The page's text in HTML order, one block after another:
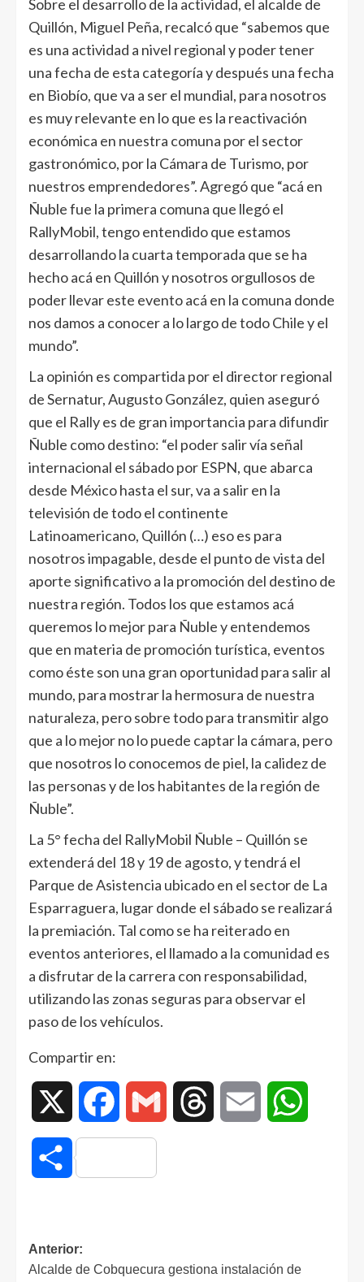
Sobre el desarrollo de la actividad, el alcalde de
Quillón, Miguel Peña, recalcó que “sabemos que
es una actividad a nivel regional y poder tener
una fecha de esta categoría y después una fecha
en Biobío, que va a ser el mundial, para nosotros
es muy relevante en lo que es la reactivación
económica en nuestra comuna por el sector
gastronómico, por la Cámara de Turismo, por
nuestros emprendedores”. Agregó que “acá en
Ñuble fue la primera comuna que llegó el
RallyMobil, tengo entendido que estamos
desarrollando la cuarta temporada que se ha
hecho acá en Quillón y nosotros orgullosos de
poder llevar este evento acá en la comuna donde
nos damos a conocer a lo largo de todo Chile y el
mundo”.
La opinión es compartida por el director regional
de Sernatur, Augusto González, quien aseguró
que el Rally es de gran importancia para difundir
Ñuble como destino: “el poder salir vía señal
internacional el sábado por ESPN, que abarca
desde México hasta el sur, va a salir en la
televisión de todo el continente
Latinoamericano, Quillón (…) eso es para
nosotros impagable, desde el punto de vista del
aporte significativo a la promoción del destino de
nuestra región. Todos los que estamos acá
queremos lo mejor para Ñuble y entendemos
que en materia de promoción turística, eventos
como éste son una gran oportunidad para salir al
mundo, para mostrar la hermosura de nuestra
naturaleza, pero sobre todo para transmitir algo
que a lo mejor no lo puede captar la cámara, pero
que nosotros lo conocemos de piel, la calidez de
las personas y de los habitantes de la región de
Ñuble”.
La 5° fecha del RallyMobil Ñuble – Quillón se
extenderá del 18 y 19 de agosto, y tendrá el
Parque de Asistencia ubicado en el sector de La
Esparraguera, lugar donde el sábado se realizará
la premiación. Tal como se ha reiterado en
eventos anteriores, el llamado a la comunidad es
a disfrutar de la carrera con responsabilidad,
utilizando las zonas seguras para observar el
paso de los vehículos.
Compartir en:
Facebook Gmail Threads Email
Compartir
Anterior:
Alcalde de Cobquecura gestiona instalación de